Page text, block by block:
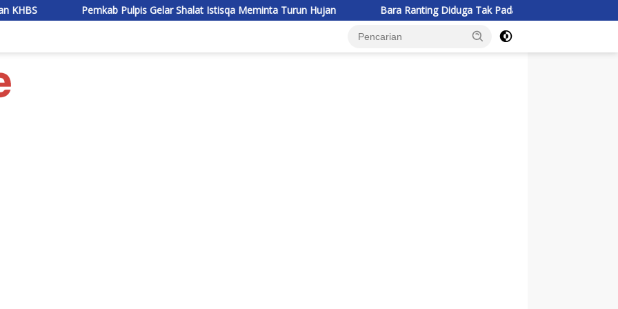
Pulpis Gelar Shalat Istisqa Meminta Turun Hujan Bara Ranting Diduga Tak Padam, Api Merembet dan Hanguskan